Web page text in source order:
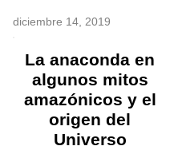
diciembre 14, 2019
La anaconda en
algunos mitos
amazónicos y el
origen del
Universo